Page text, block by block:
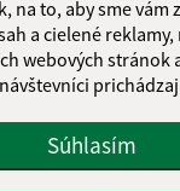
na to, aby sme vám
a cielené reklamy,
webových stránok
Súhlasím
IČO: 00330035